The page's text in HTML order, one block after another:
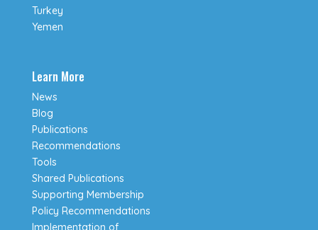
Turkey
Yemen
Learn More
News
Blog
Publications
Recommendations
Tools
Shared Publications
Supporting Membership
Policy Recommendations